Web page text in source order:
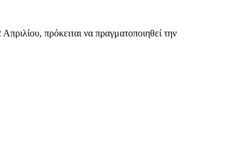
πρόκειται να πραγματοποιηθεί την